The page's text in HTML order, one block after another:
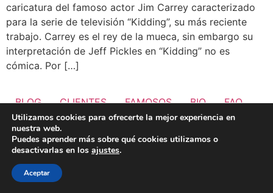
caricatura del famoso actor Jim Carrey caracterizado
para la serie de televisión “Kidding”, su más reciente
trabajo. Carrey es el rey de la mueca, sin embargo su
interpretación de Jeff Pickles en “Kidding” no es
cómica. Por […]
BLOG CLIENTES FAMOSOS BIO FAQ
Utilizamos cookies para ofrecerte la mejor experiencia en
nuestra web.
Puedes aprender más sobre qué cookies utilizamos o
desactivarlas en los ajustes.
Aceptar